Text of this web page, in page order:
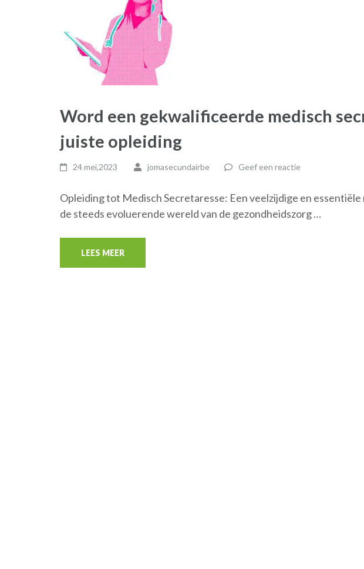
Word een gekwalificeerde medisch
juiste opleiding
24 mei,2023 jomasecundairbe Geef een reactie
Opleiding tot Medisch Secretaresse: Een veelzijdige en
de steeds evoluerende wereld van de gezondheidszorg …
LEES MEER